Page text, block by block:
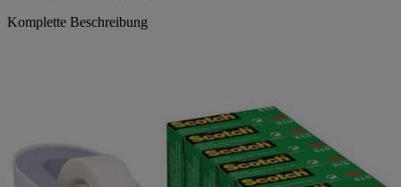
Komplette Beschreibung